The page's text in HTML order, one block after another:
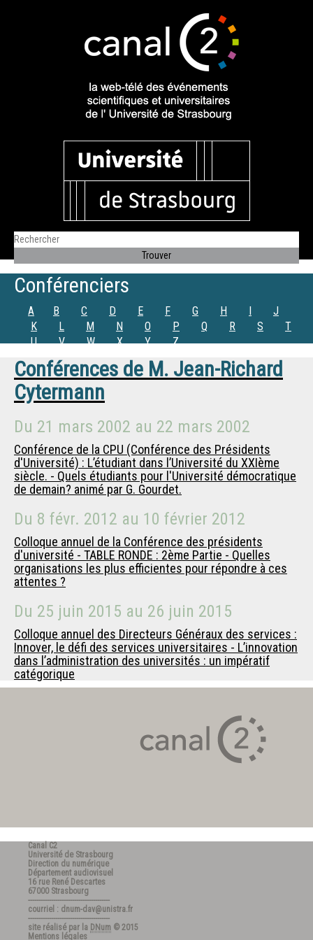
Conférenciers
A B C D E F G H I
J
K
L M N O P Q R S
T
U
V W X Y Z
Conférences de M. Jean-Richard
Cytermann
Du 21 mars 2002 au 22 mars 2002
Conférence de la CPU (Conférence des Présidents
d'Université) : L’étudiant dans l’Université du XXIème
siècle. - Quels étudiants pour l'Université démocratique
de demain? animé par G. Gourdet.
Du 8 févr. 2012 au 10 février 2012
Colloque annuel de la Conférence des présidents
d'université - TABLE RONDE : 2ème Partie - Quelles
organisations les plus efficientes pour répondre à ces
attentes ?
Du 25 juin 2015 au 26 juin 2015
Colloque annuel des Directeurs Généraux des services :
Innover, le défi des services universitaires - L’innovation
dans l’administration des universités : un impératif
catégorique
Canal C2
Université de Strasbourg
Direction du numérique
Département audiovisuel
16 rue René Descartes
67000 Strasbourg
---------------------------------------
courriel : dnum-dav@unistra.fr
---------------------------------------
site réalisé par la DNum © 2015
Mentions légales